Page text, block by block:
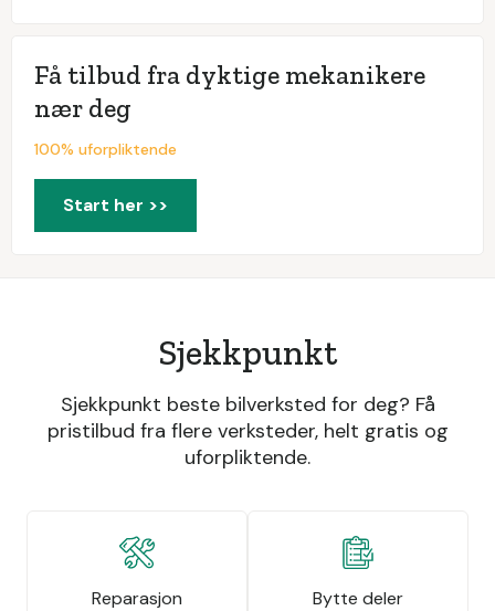
Få tilbud fra dyktige mekanikere
nær deg
100% uforpliktende
Start her >>
Sjekkpunkt
Sjekkpunkt beste bilverksted for deg? Få
pristilbud fra flere verksteder, helt gratis og
uforpliktende.
Reparasjon Bytte deler